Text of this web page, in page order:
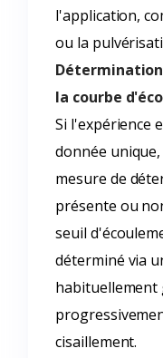
l'application,
ou la
la courbe
Si l'expérience
donnée
mesure de
présente ou
seuil
déterminé via
habituellement
cisaillement.